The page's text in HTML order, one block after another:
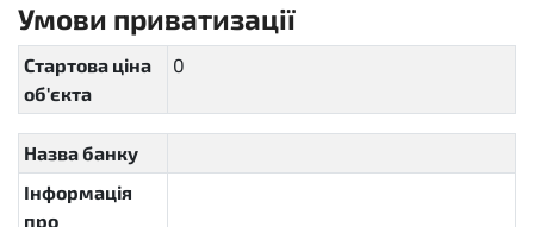
Умови приватизації
Стартова ціна
об'єкта
0
Назва банку
Інформація
про